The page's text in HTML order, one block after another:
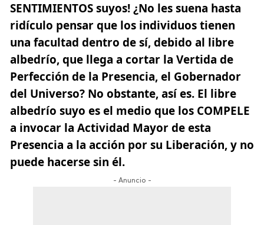
SENTIMIENTOS suyos!¿No les suena hasta
ridículo pensar que los individuos tienen
una facultad dentro de sí, debido al libre
albedrío, que llega a cortar la Vertida de
Perfección de la Presencia, el Gobernador
del Universo? No obstante, así es. El libre
albedrío suyo es el medio que los COMPELE
a invocar la Actividad Mayor de esta
Presencia a la acción por su Liberación, y no
puede hacerse sin él.
- Anuncio -